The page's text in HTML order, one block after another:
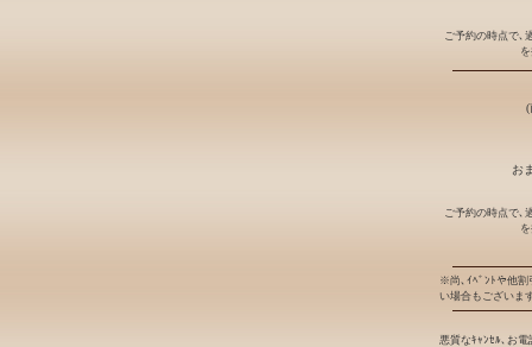
ご予約の時点で､
(
お
ご予約の時点で､
※尚､ｲﾍﾞﾝﾄや他割
い場合もございま
悪質なｷｬﾝｾﾙ､お電